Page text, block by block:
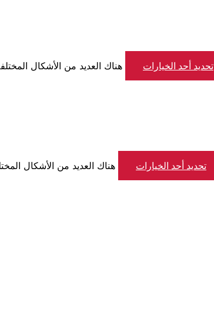
تحديد أحد الخيارات
هناك العديد من الأشكال
تحديد أحد الخيارات
هناك العديد من الأشكال